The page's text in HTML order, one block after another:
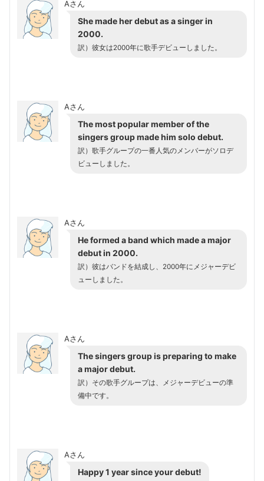
Aさん
She made her debut as a singer in
2000.
訳）彼女は2000年に歌手デビューしました。
Aさん
The most popular member of the
singers group made him solo debut.
訳）歌手グループの一番人気のメンバーがソロデ
ビューしました。
Aさん
He formed a band which made a major
debut in 2000.
訳）彼はバンドを結成し、2000年にメジャーデビ
ューしました。
Aさん
The singers group is preparing to make
a major debut.
訳）その歌手グループは、メジャーデビューの準
備中です。
Aさん
Happy 1 year since your debut!